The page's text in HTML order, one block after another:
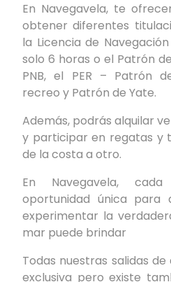
En Navegavela, te
obtener diferentes
la Licencia de
solo 6 horas o el Patrón
PNB, el PER – Patrón
recreo y Patrón de Yate.
Además, podrás alquilar
y participar en regatas y
de la costa a otro.
En Navegavela,
oportunidad única para
experimentar la
mar puede brindar
Todas nuestras salidas
exclusiva pero existe